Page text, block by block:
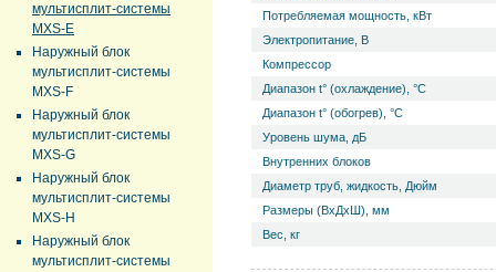
мультисплит-системы
MXS-E
Наружный блок
мультисплит-системы
MXS-F
Наружный блок
мультисплит-системы
MXS-G
Наружный блок
мультисплит-системы
MXS-H
Наружный блок
мультисплит-системы
Потребляемая мощность, кВт
Электропитание, В
Компрессор
Диапазон t° (охлаждение), °С
Диапазон t° (обогрев), °С
Уровень ш­ума, дБ
Внутренних блоков
Диаметр труб, жидкость, Дюйм
Размеры (ВхДхШ), мм
Вес, кг